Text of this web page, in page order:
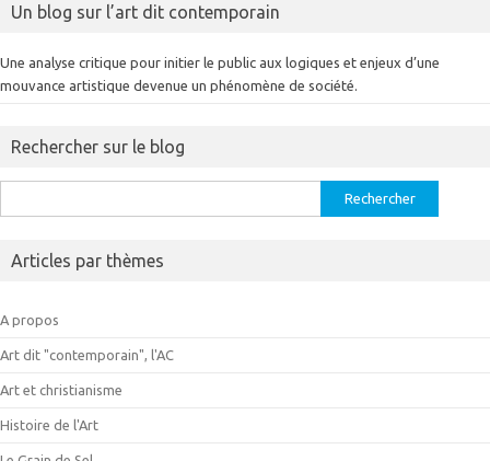
Un blog sur l’art dit contemporain
Une analyse critique pour initier le public aux logiques et enjeux d’une
mouvance artistique devenue un phénomène de société.
Rechercher sur le blog
Articles par thèmes
A propos
Art dit "contemporain", l'AC
Art et christianisme
Histoire de l'Art